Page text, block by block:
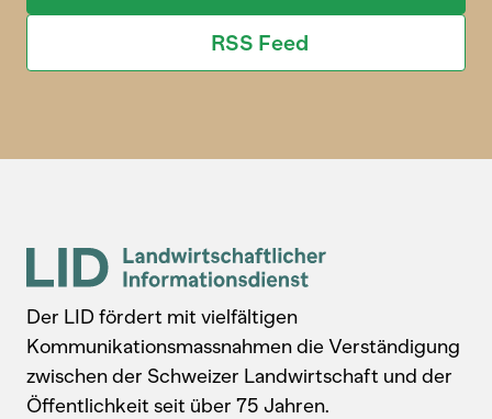
RSS Feed
Der LID fördert mit vielfältigen
Kommunikationsmassnahmen die Verständigung
zwischen der Schweizer Landwirtschaft und der
Öffentlichkeit seit über 75 Jahren.